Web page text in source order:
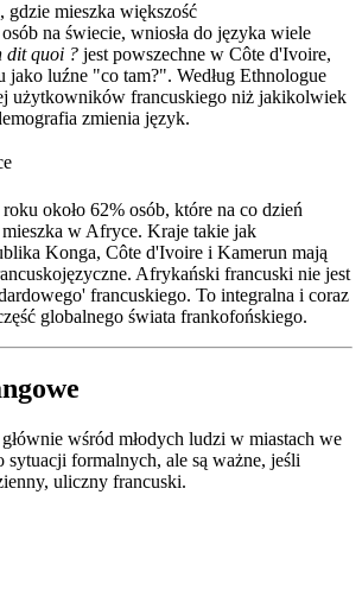
mieszka większość
na świecie, wniosła do języka wiele
dit quoi ? jest powszechne w Côte d'Ivoire,
jako luźne "co tam?". Według Ethnologue
użytkowników francuskiego niż jakikolwiek
zmienia język.
około 62% osób, które na co dzień
w Afryce. Kraje takie jak
Konga, Côte d'Ivoire i Kamerun mają
Afrykański francuski nie jest
francuskiego. To integralna i coraz
globalnego świata frankofońskiego.
wśród młodych ludzi w miastach we
sytuacji formalnych, ale są ważne, jeśli
uliczny francuski.